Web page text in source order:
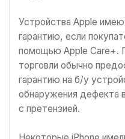
Устройства Apple
гарантию, если
помощью Apple Care+.
торговли обычно
гарантию на б/у
обнаружения дефекта
с претензией.